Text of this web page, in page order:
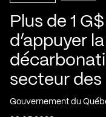
Plus de 1
d’appuyer la
secteur
Gouvernement du